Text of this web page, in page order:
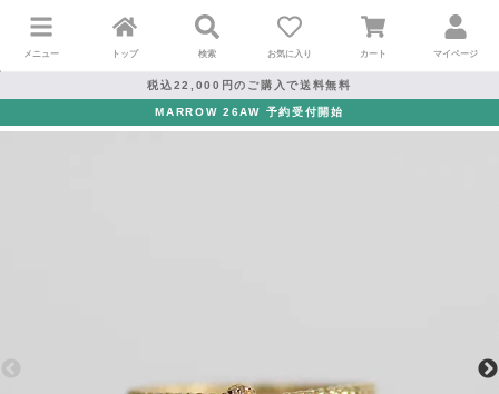
メニュー トップ 検索 お気に入り カート マイページ
税込22,000円のご購入で送料無料
MARROW 26AW 予約受付開始